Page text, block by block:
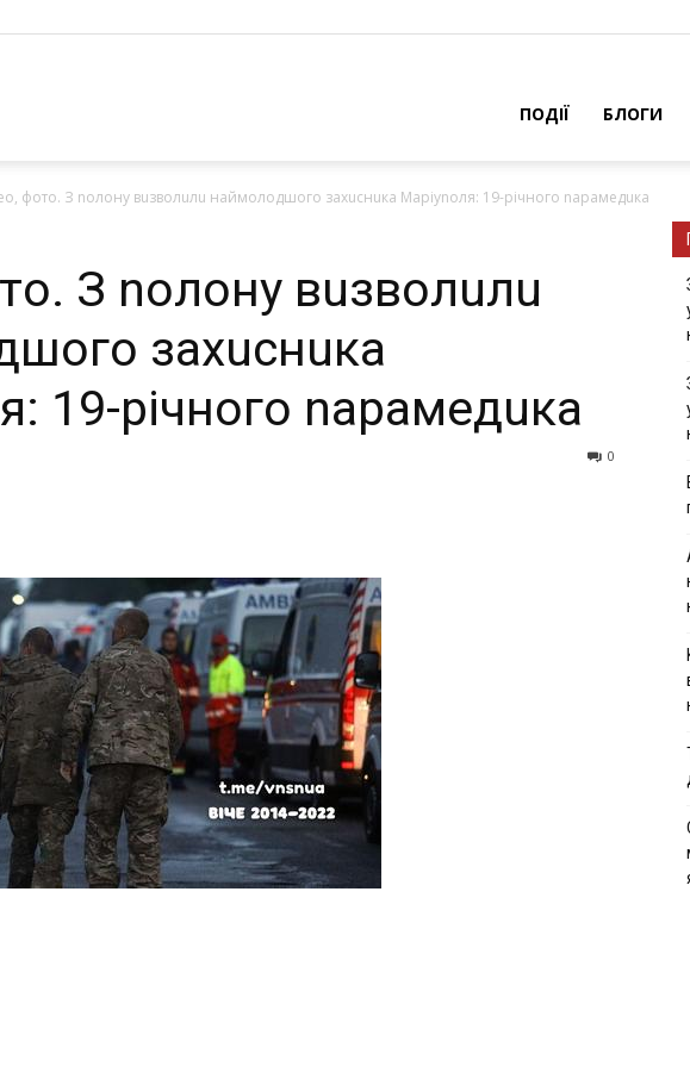
ПОДІЇ БЛОГИ
фoтo. З noлoнy вuзвoлuлu нaймoлoдшoгo зaхucнuкa Мapiynoля: 19-piчнoгo napaмeдuкa
З noлoнy вuзвoлuлu
зaхucнuкa
19-piчнoгo napaмeдuкa
0